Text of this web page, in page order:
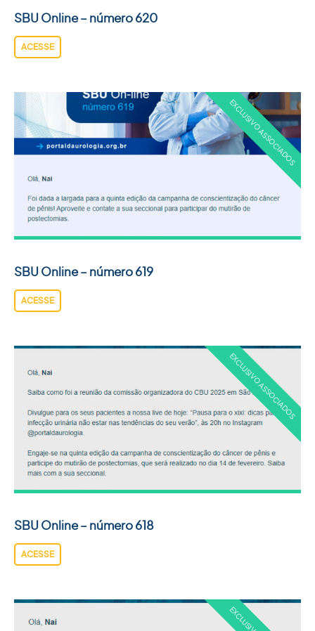
SBU Online – número 620
ACESSE
SBU Online – número 619
ACESSE
SBU Online – número 618
ACESSE